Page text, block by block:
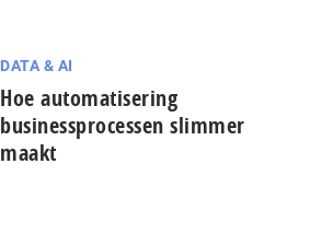
DATA & AI
Hoe automatisering
businessprocessen slimmer
maakt